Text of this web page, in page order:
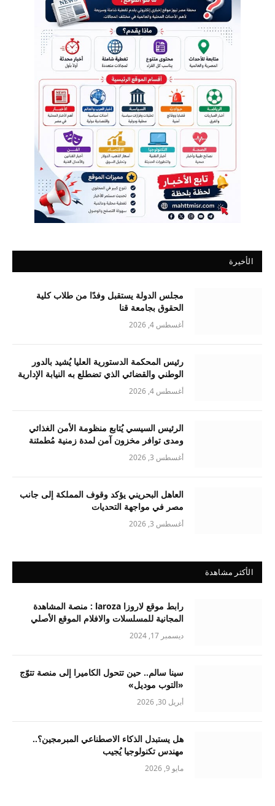
الأخيرة
مجلس الدولة يستقبل وفدًا من طلاب كلية
الحقوق بجامعة قنا
أغسطس 4, 2026
رئيس المحكمة الدستورية العليا يُشيد بالدور
الوطني والقضائي الذي تضطلع به النيابة الإدارية
أغسطس 4, 2026
الرئيس السيسي يُتابع منظومة الأمن الغذائي
ومدى توافر مخزون آمن لمدة زمنية مُطمئنة
أغسطس 3, 2026
العاهل البحريني يؤكد وقوف المملكة إلى جانب
مصر في مواجهة التحديات
أغسطس 3, 2026
الأكثر مشاهدة
رابط موقع لاروزا laroza : منصة المشاهدة
المجانية للمسلسلات والافلام الموقع الأصلي
ديسمبر 17, 2024
سينا سالم.. حين تتحول الكاميرا إلى منصة تتوّج
«التوب موديل»
أبريل 30, 2026
هل يستبدل الذكاء الاصطناعي المبرمجين؟..
مهندس تكنولوجيا يُجيب
مايو 9, 2026